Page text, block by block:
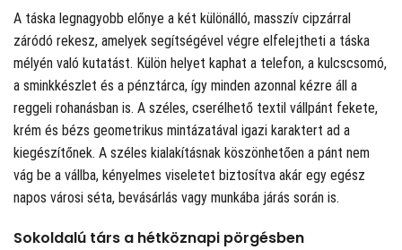
A táska legnagyobb előnye a két különálló, masszív cipzárral
záródó rekesz, amelyek segítségével végre elfelejtheti a táska
mélyén való kutatást. Külön helyet kaphat a telefon, a kulcscsomó,
a sminkkészlet és a pénztárca, így minden azonnal kézre áll a
reggeli rohanásban is. A széles, cserélhető textil vállpánt fekete,
krém és bézs geometrikus mintázatával igazi karaktert ad a
kiegészítőnek. A széles kialakításnak köszönhetően a pánt nem
vág be a vállba, kényelmes viseletet biztosítva akár egy egész
napos városi séta, bevásárlás vagy munkába járás során is.
Sokoldalú társ a hétköznapi pörgésben